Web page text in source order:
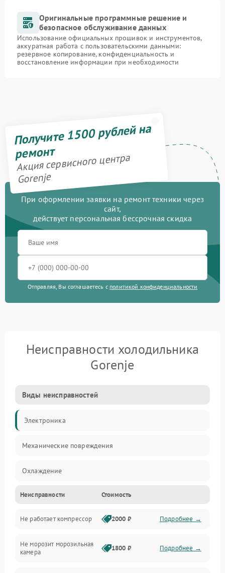
Оригинальные программные решение и
безопасное обслуживание данных
Использование официальных прошивок и инструментов,
аккуратная работа с пользовательскими данными:
резервное копирование, конфиденциальность и
восстановление информации при необходимости
Получите 1500 рублей на
ремонт
Акция сервисного центра
Gorenje
При оформлении заявки на ремонт техники через
сайт,
действует персональная бессрочная скидка
Отправляя, Вы соглашаетесь с политикой конфиденциальности
Неисправности холодильника
Gorenje
Виды неисправностей
Электроника
Механические повреждения
Охлаждение
Механика
Электропитание
Дренаж
Неисправности Стоимость
Не работает компрессор 2000 ₽ Подробнее →
Не морозит морозильная
камера
1800 ₽ Подробнее →